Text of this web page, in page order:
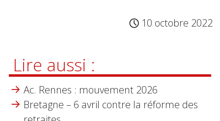
10 octobre 2022
Lire aussi :
Ac. Rennes : mouvement 2026
Bretagne – 6 avril contre la réforme des